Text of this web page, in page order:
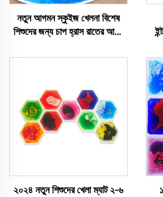
নতুন আগমন স্কুইজ খেলনা বিশেষ
শিশুদের জন্য চাপ হ্রাস রাতের আলো
ফ্লোর টাইল
২০২৪ নতুন শিশুদের খেলা ম্যাট ২-৬